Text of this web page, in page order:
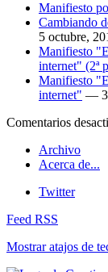
Manifiesto
Cambiando
5 octubre,
Manifiesto
internet" (2ª
Manifiesto
internet" —
Comentarios
Archivo
Acerca de...
Twitter
Feed RSS
Mostrar atajos de